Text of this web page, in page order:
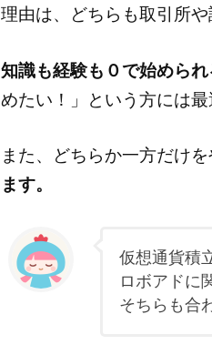
理由は、どちらも取引所
知識も経験も０で始めら
めたい！」という方には最
また、どちらか一方だけを
ます。
仮想通貨積
ロボアドに
そちらも合